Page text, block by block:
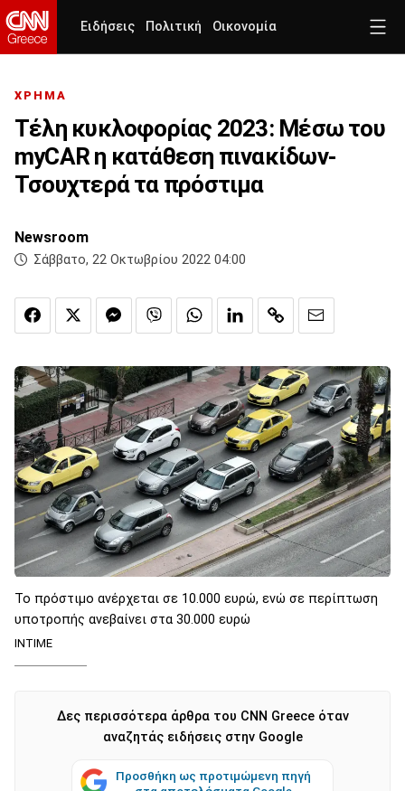
Ειδήσεις Πολιτική Οικονομία
ΧΡΗΜΑ
Τέλη κυκλοφορίας 2023: Μέσω του
myCAR η κατάθεση πινακίδων-
Τσουχτερά τα πρόστιμα
Newsroom
Σάββατο, 22 Οκτωβρίου 2022 04:00
Το πρόστιμο ανέρχεται σε 10.000 ευρώ, ενώ σε περίπτωση
υποτροπής ανεβαίνει στα 30.000 ευρώ
ΙΝΤΙΜΕ
Δες περισσότερα άρθρα του CNN Greece όταν
αναζητάς ειδήσεις στην Google
Προσθήκη ως προτιμώμενη πηγή